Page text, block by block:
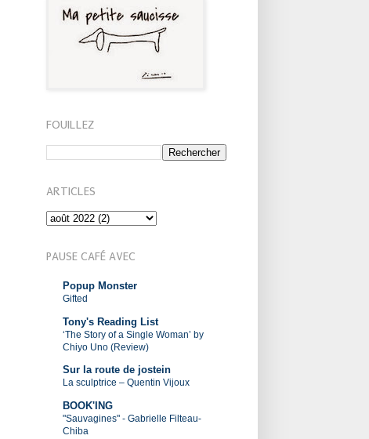
FOUILLEZ
ARTICLES
PAUSE CAFÉ AVEC
Popup Monster
Gifted
Tony's Reading List
‘The Story of a Single Woman’ by
Chiyo Uno (Review)
Sur la route de jostein
La sculptrice – Quentin Vijoux
BOOK'ING
"Sauvagines" - Gabrielle Filteau-
Chiba